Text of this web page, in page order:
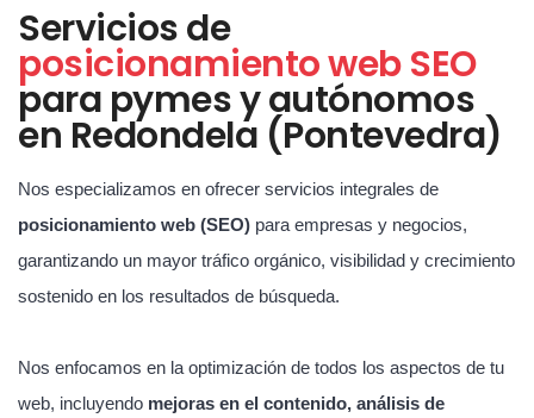
Servicios de
posicionamiento web SEO
para pymes y autónomos
en Redondela (Pontevedra)
Nos especializamos en ofrecer servicios integrales de
posicionamiento web (SEO) para empresas y negocios,
garantizando un mayor tráfico orgánico, visibilidad y crecimiento
sostenido en los resultados de búsqueda.
Nos enfocamos en la optimización de todos los aspectos de tu
web, incluyendo mejoras en el contenido, análisis de